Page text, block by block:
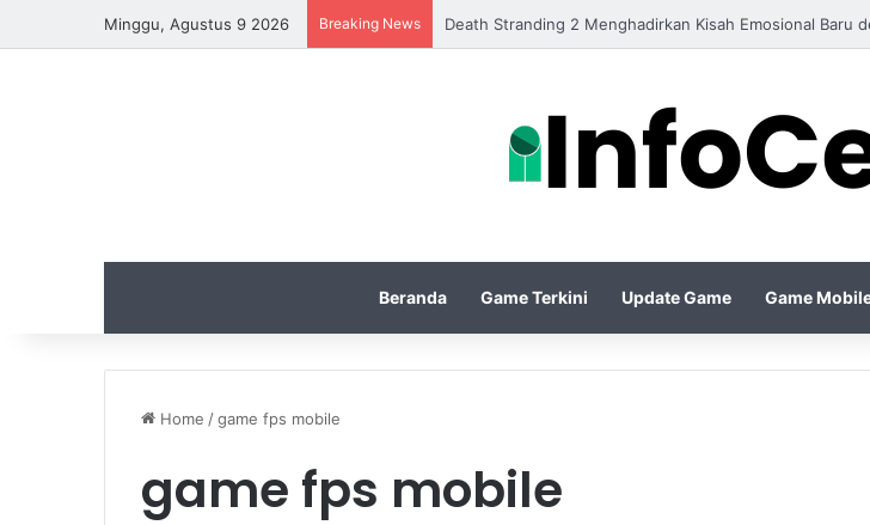
Minggu, Agustus 9 2026 Breaking News Delta Force Update Terbaru Membawa Senjata Baru
Beranda Game Terkini Update Game Game
Home /game fps mobile
game fps mobile